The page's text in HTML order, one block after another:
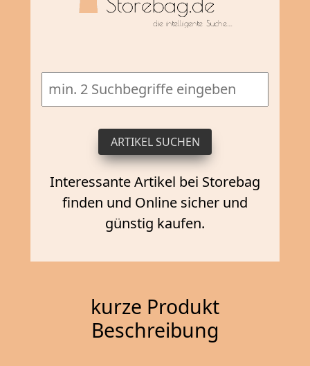
Interessante Artikel bei Storebag
finden und Online sicher und
günstig kaufen.
kurze Produkt
Beschreibung